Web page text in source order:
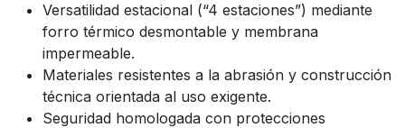
Versatilidad estacional (“4 estaciones”) mediante
forro térmico desmontable y membrana
impermeable.
Materiales resistentes a la abrasión y construcción
técnica orientada al uso exigente.
Seguridad homologada con protecciones